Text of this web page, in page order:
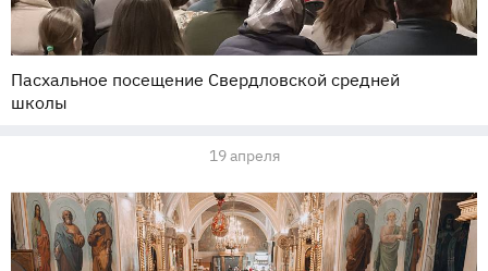
Пасхальное посещение Свердловской средней
школы
19 апреля